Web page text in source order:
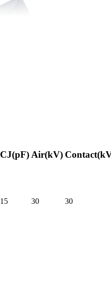
CJ(pF) Air(kV)
15 30 30